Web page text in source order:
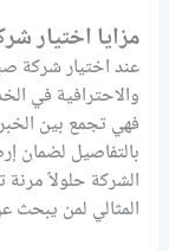
مزايا اختيار
عند اختيار شركة
والاحترافية في
فهي تجمع بين
بالتفاصيل لضمان
الشركة حلولاً مرنة
المثالي لمن